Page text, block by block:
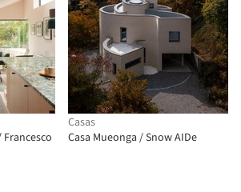
Francesco
Casas
Casa Mueonga / Snow AIDe